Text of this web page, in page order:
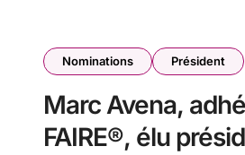
Nominations Président
Marc Avena,
FAIRE®, élu